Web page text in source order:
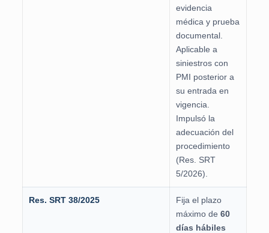
evidencia
médica y prueba
documental.
Aplicable a
siniestros con
PMI posterior a
su entrada en
vigencia.
Impulsó la
adecuación del
procedimiento
(Res. SRT
5/2026).
Res. SRT 38/2025
Fija el plazo
máximo de 60
días hábiles